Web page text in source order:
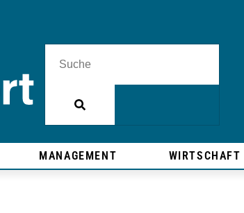
MANAGEMENT WIRTSCHAFT